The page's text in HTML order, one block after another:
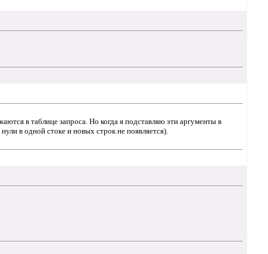
в таблице запроса. Но когда я подставляю эти аргументы в
в одной стоке и новых строк не появляется).